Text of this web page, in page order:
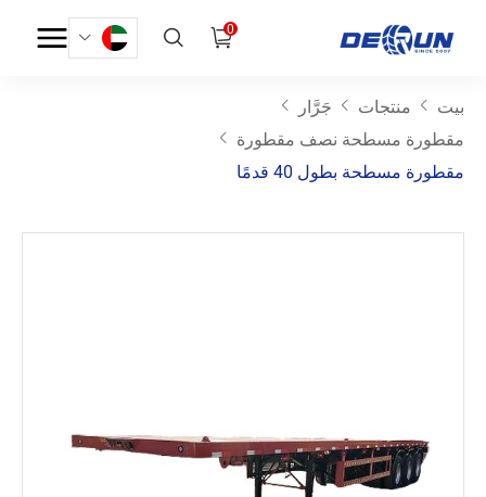
0
بيت منتجات
جَرَّار
مقطورة مسطحة نصف مقطورة
مقطورة مسطحة بطول 40 قدمًا